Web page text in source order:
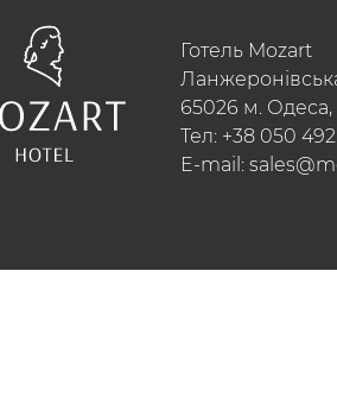
Готель Mozart
65026 м. Одеса,
Тел: +38 050
E-mail: